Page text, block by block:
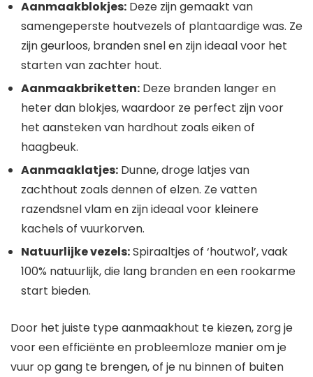
Aanmaakblokjes: Deze zijn gemaakt van
samengeperste houtvezels of plantaardige was. Ze
zijn geurloos, branden snel en zijn ideaal voor het
starten van zachter hout.
Aanmaakbriketten: Deze branden langer en
heter dan blokjes, waardoor ze perfect zijn voor
het aansteken van hardhout zoals eiken of
haagbeuk.
Aanmaaklatjes: Dunne, droge latjes van
zachthout zoals dennen of elzen. Ze vatten
razendsnel vlam en zijn ideaal voor kleinere
kachels of vuurkorven.
Natuurlijke vezels:Spiraaltjes of ‘houtwol’, vaak
100% natuurlijk, die lang branden en een rookarme
start bieden.
Door het juiste type aanmaakhout te kiezen, zorg je
voor een efficiënte en probleemloze manier om je
vuur op gang te brengen, of je nu binnen of buiten